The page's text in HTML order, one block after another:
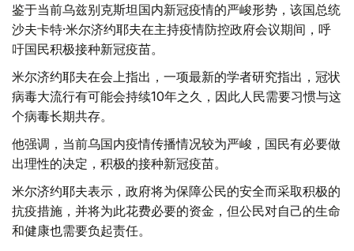
鉴于当前乌兹别克斯坦国内新冠疫情的严峻形势，该国总统
沙夫卡特·米尔济约耶夫在主持疫情防控政府会议期间，呼
吁国民积极接种新冠疫苗。
米尔济约耶夫在会上指出，一项最新的学者研究指出，冠状
病毒大流行有可能会持续10年之久，因此人民需要习惯与这
个病毒长期共存。
他强调，当前乌国内疫情传播情况较为严峻，国民有必要做
出理性的决定，积极的接种新冠疫苗。
米尔济约耶夫表示，政府将为保障公民的安全而采取积极的
抗疫措施，并将为此花费必要的资金，但公民对自己的生命
和健康也需要负起责任。